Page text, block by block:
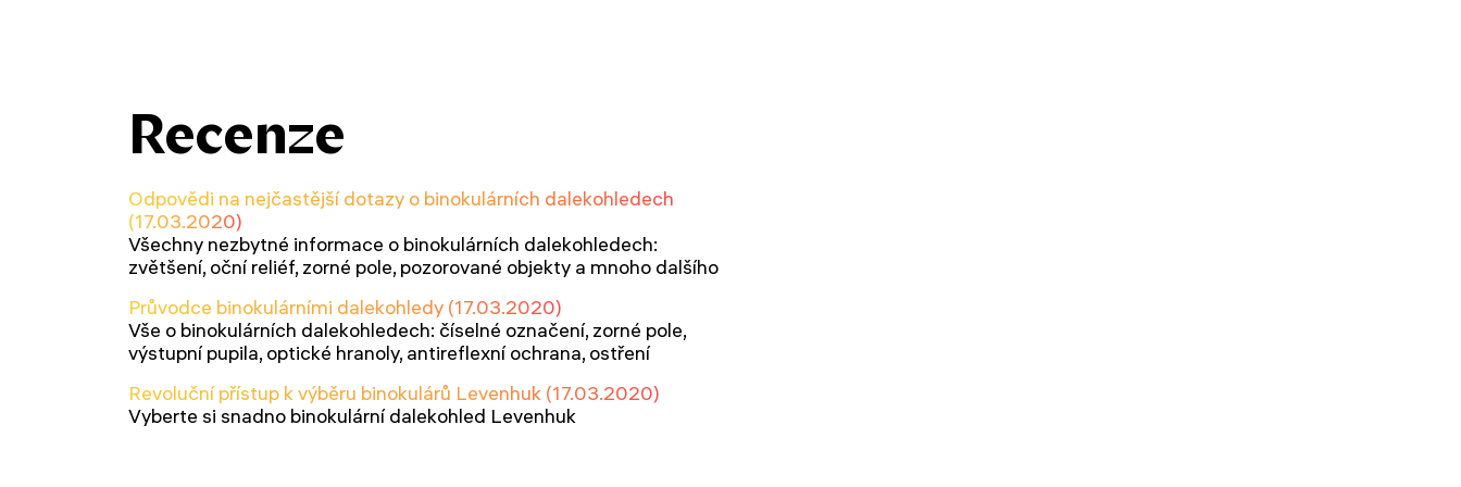
Recenze
Odpovědi na nejčastější dotazy o binokulárních dalekohledech
(17.03.2020)
Všechny nezbytné informace o binokulárních dalekohledech:
zvětšení, oční reliéf, zorné pole, pozorované objekty a mnoho dalšího
Průvodce binokulárními dalekohledy (17.03.2020)
Vše o binokulárních dalekohledech: číselné označení, zorné pole,
výstupní pupila, optické hranoly, antireflexní ochrana, ostření
Revoluční přístup k výběru binokulárů Levenhuk (17.03.2020)
Vyberte si snadno binokulární dalekohled Levenhuk